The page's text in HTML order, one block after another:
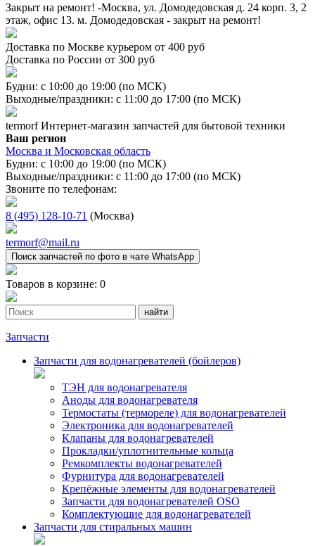
Закрыт на ремонт! -Москва, ул. Домодедовская д. 24 корп. 3, 2
этаж, офис 13. м. Домодедовская - закрыт на ремонт!
Доставка по Москве курьером от 400 руб
Доставка по России от 300 руб
Будни: с 10:00 до 19:00 (по МСК)
Выходные/праздники: с 11:00 до 17:00 (по МСК)
termorf Интернет-магазин запчастей для бытовой техники
Ваш регион
Москва и Московская область
Будни: с 10:00 до 19:00 (по МСК)
Выходные/праздники: с 11:00 до 17:00 (по МСК)
Звоните по телефонам:
8 (495) 128-10-71 (Москва)
termorf@mail.ru
Поиск запчастей по фото в чате WhatsApp
Товаров в корзине: 0
Запчасти
Запчасти для водонагревателей (бойлеров)
ТЭН для водонагревателя
Аноды для водонагревателя
Термостаты (термореле) для водонагревателей
Электроника для водонагревателей
Клапаны для водонагревателей
Прокладки/уплотнительные кольца
Ремкомплекты водонагревателей
Фурнитура для водонагревателей
Крепёжные элементы для водонагревателей
Запчасти для водонагревателей OSO
Комплектующие для водонагревателей
Запчасти для стиральных машин